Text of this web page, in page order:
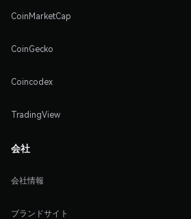
CoinMarketCap
CoinGecko
Coincodex
TradingView
会社
会社情報
ブランドサイト